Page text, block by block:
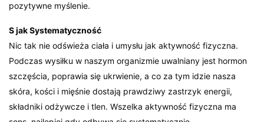
pozytywne myślenie.
S jak Systematyczność
Nic tak nie odświeża ciała i umysłu jak aktywność fizyczna.
Podczas wysiłku w naszym organizmie uwalniany jest hormon
szczęścia, poprawia się ukrwienie, a co za tym idzie nasza
skóra, kości i mięśnie dostają prawdziwy zastrzyk energii,
składniki odżywcze i tlen. Wszelka aktywność fizyczna ma